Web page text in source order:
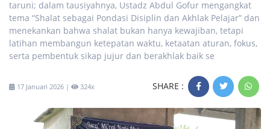
taruni; dalam tausiyahnya, Ustadz Abdul Gofur mengangkat
tema “Shalat sebagai Pondasi Disiplin dan Akhlak Pelajar” dan
menekankan bahwa shalat bukan hanya kewajiban, tetapi
latihan membangun ketepatan waktu, ketaatan aturan, fokus,
serta pembentuk sikap jujur dan berakhlak baik se
17 Januari 2026 | 324x SHARE :